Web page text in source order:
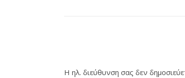
Η ηλ. διεύθυνση σας δεν